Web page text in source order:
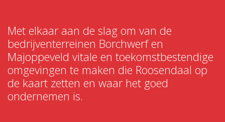
Met elkaar aan de slag om van de
bedrijventerreinen Borchwerf en
Majoppeveld vitale en toekomstbestendige
omgevingen te maken die Roosendaal op
de kaart zetten en waar het goed
ondernemen is.